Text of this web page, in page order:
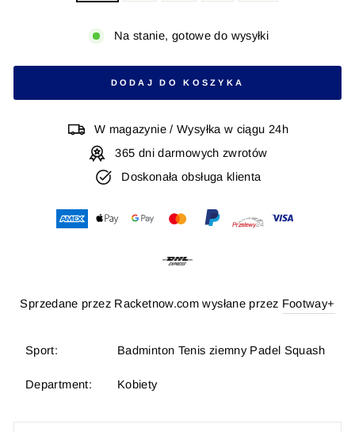
Na stanie, gotowe do wysyłki
DODAJ DO KOSZYKA
W magazynie / Wysyłka w ciągu 24h
365 dni darmowych zwrotów
Doskonała obsługa klienta
Sprzedane przez Racketnow.com wysłane przez Footway+
Sport: Badminton Tenis ziemny Padel Squash
Department: Kobiety